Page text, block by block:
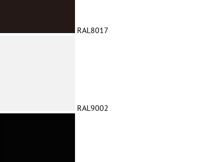
RAL8017
RAL9002